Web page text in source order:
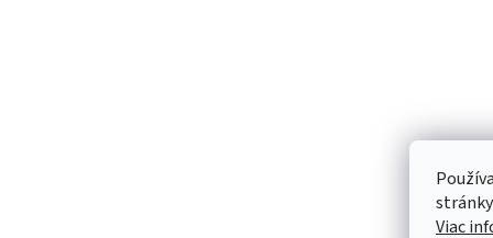
Viac